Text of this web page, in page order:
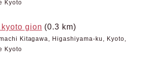
Kyoto
gion (0.3 km)
Kitagawa, Higashiyama-ku, Kyoto,
Kyoto